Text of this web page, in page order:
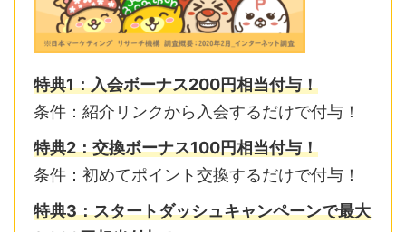
特典1：入会ボーナス200円相当付与！
条件：紹介リンクから入会するだけで付与！
特典2：交換ボーナス100円相当付与！
条件：初めてポイント交換するだけで付与！
特典3：スタートダッシュキャンペーンで最大